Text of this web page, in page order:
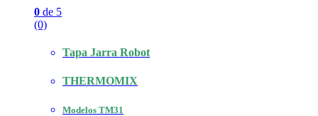
0 de 5
(0)
Tapa Jarra Robot
THERMOMIX
Modelos TM31